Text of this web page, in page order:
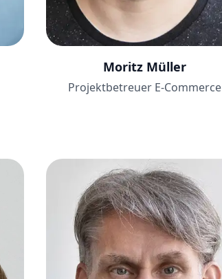
Moritz Müller
Projektbetreuer E-Commerce